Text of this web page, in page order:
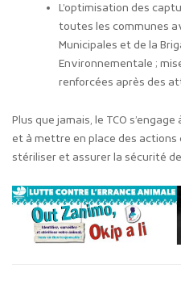
L’optimisation des
toutes les communes
Municipales et de la
Environnementale ;
renforcées après des
Plus que jamais, le TCO
et à mettre en place des actions
stériliser et assurer la sécurité